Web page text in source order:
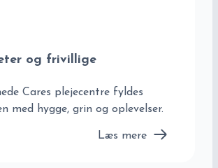
og frivillige
Cares plejecentre fyldes
med hygge, grin og oplevelser.
Læs mere